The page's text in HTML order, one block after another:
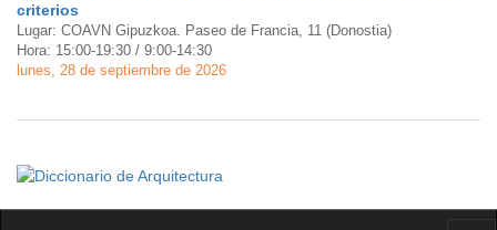
criterios
Lugar: COAVN Gipuzkoa. Paseo de Francia, 11 (Donostia)
Hora: 15:00-19:30 / 9:00-14:30
lunes, 28 de septiembre de 2026